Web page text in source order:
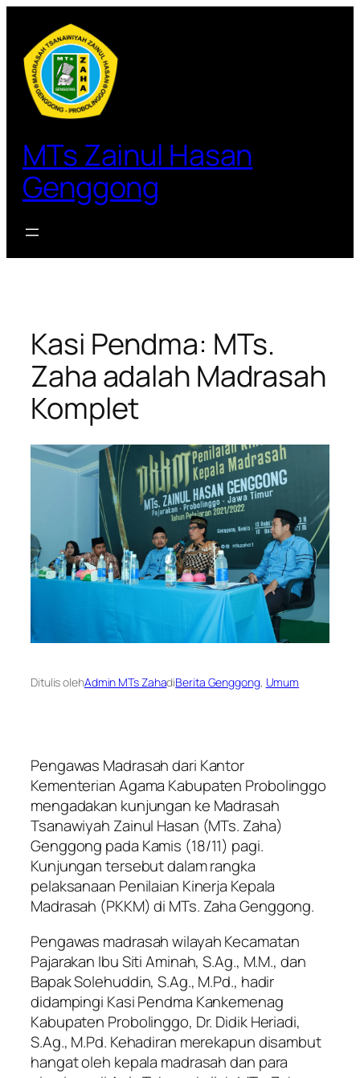
konten
MTs Zainul Hasan
Genggong
Kasi Pendma: MTs.
Zaha adalah Madrasah
Komplet
Ditulis olehAdmin MTs ZahadiBerita Genggong, Umum
Pengawas Madrasah dari Kantor
Kementerian Agama Kabupaten Probolinggo
mengadakan kunjungan ke Madrasah
Tsanawiyah Zainul Hasan (MTs. Zaha)
Genggong pada Kamis (18/11) pagi.
Kunjungan tersebut dalam rangka
pelaksanaan Penilaian Kinerja Kepala
Madrasah (PKKM) di MTs. Zaha Genggong.
Pengawas madrasah wilayah Kecamatan
Pajarakan Ibu Siti Aminah, S.Ag., M.M., dan
Bapak Solehuddin, S.Ag., M.Pd., hadir
didampingi Kasi Pendma Kankemenag
Kabupaten Probolinggo, Dr. Didik Heriadi,
S.Ag., M.Pd. Kehadiran merekapun disambut
hangat oleh kepala madrasah dan para